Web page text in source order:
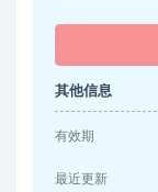
其他信息
有效期
最近更新